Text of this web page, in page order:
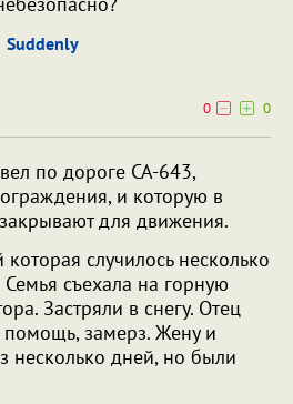
Suddenly
0
0
по дороге CA-643,
и которую в
для движения.
случилось несколько
съехала на горную
Застряли в снегу. Отец
помощь, замерз. Жену и
несколько дней, но были